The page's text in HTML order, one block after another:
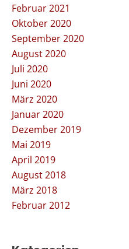
Februar 2021
Oktober 2020
September 2020
August 2020
Juli 2020
Juni 2020
März 2020
Januar 2020
Dezember 2019
Mai 2019
April 2019
August 2018
März 2018
Februar 2012